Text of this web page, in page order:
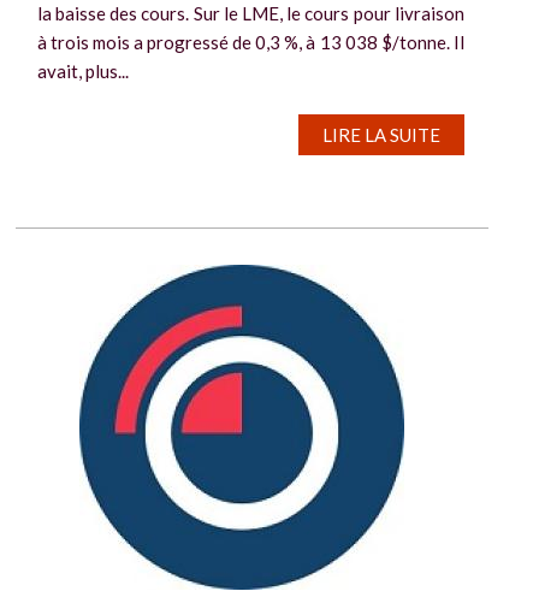
la baisse des cours. Sur le LME, le cours pour livraison
à trois mois a progressé de 0,3 %, à 13 038 $/tonne. Il
avait, plus...
LIRE LA SUITE